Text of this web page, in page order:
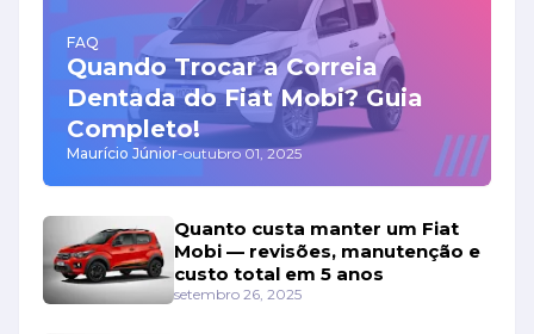
FAQ
Quando Trocar a Correia
Dentada do Fiat Mobi? Guia
Completo!
Maurício Júnior-outubro 01, 2025
Quanto custa manter um Fiat
Mobi — revisões, manutenção e
custo total em 5 anos
setembro 26, 2025